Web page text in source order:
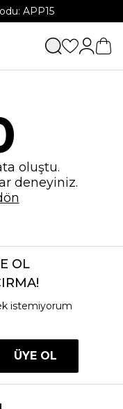
APP15
oluştu.
deneyiniz.
OL
istemiyorum
ÜYE OL